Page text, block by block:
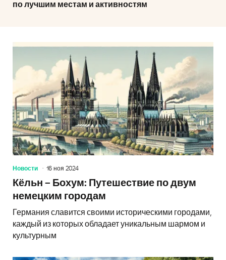
по лучшим местам и активностям
Новости 16 ноя 2024
Кёльн – Бохум: Путешествие по двум
немецким городам
Германия славится своими историческими городами,
каждый из которых обладает уникальным шармом и
культурным